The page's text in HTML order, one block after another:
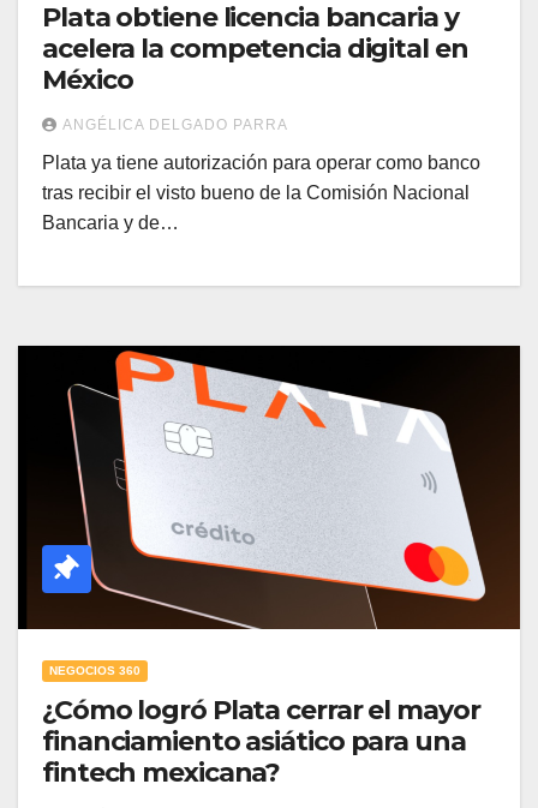
Plata obtiene licencia bancaria y
acelera la competencia digital en
México
ANGÉLICA DELGADO PARRA
Plata ya tiene autorización para operar como banco
tras recibir el visto bueno de la Comisión Nacional
Bancaria y de…
NEGOCIOS 360
¿Cómo logró Plata cerrar el mayor
financiamiento asiático para una
fintech mexicana?